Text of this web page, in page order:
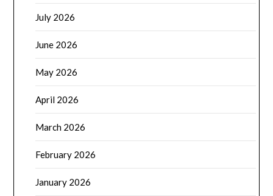
July 2026
June 2026
May 2026
April 2026
March 2026
February 2026
January 2026